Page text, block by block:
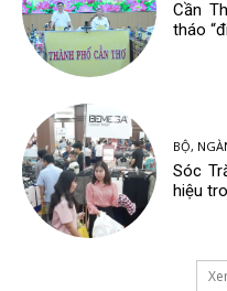
Cần
tháo
BỘ,
Sóc
hiệu